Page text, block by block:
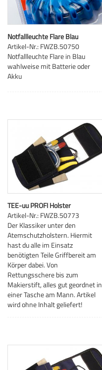
Notfallleuchte Flare Blau
Artikel-Nr.: FWZB.50750
Notfallleuchte Flare in Blau
wahlweise mit Batterie oder
Akku
TEE-uu PROFI Holster
Artikel-Nr.: FWZB.50773
Der Klassiker unter den
Atemschutzholstern. Hiermit
hast du alle im Einsatz
benötigten Teile Griffbereit am
Körper dabei. Von
Rettungsschere bis zum
Makierstift, alles gut geordnet in
einer Tasche am Mann. Artikel
wird ohne Inhalt geliefert!